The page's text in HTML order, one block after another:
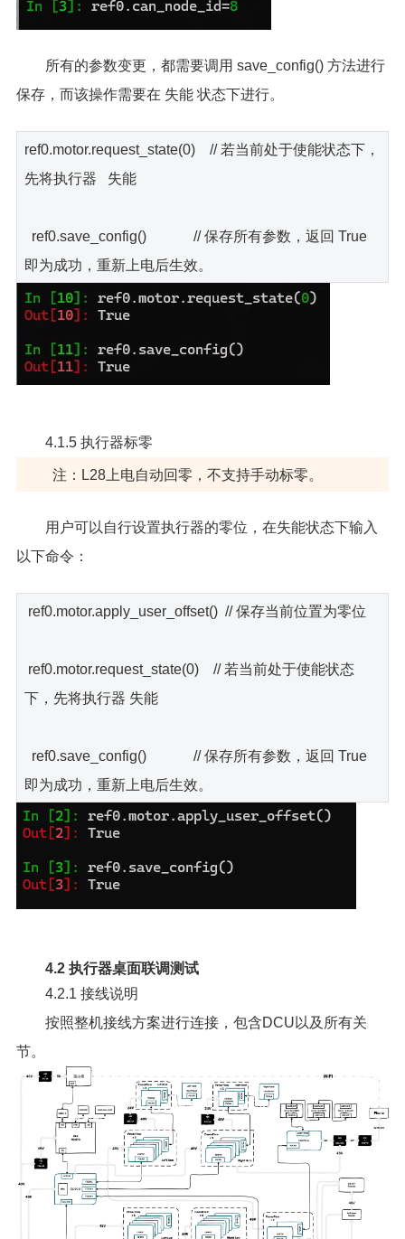
所有的参数变更，都需要调用 save_config() 方法进行
保存，而该操作需要在 失能 状态下进行。
ref0.motor.request_state(0) // 若当前处于使能状态下，
先将执行器 失能
ref0.save_config() // 保存所有参数，返回 True
即为成功，重新上电后生效。
4.1.5 执行器标零
注：L28上电自动回零，不支持手动标零。
用户可以自行设置执行器的零位，在失能状态下输入
以下命令：
ref0.motor.apply_user_offset() // 保存当前位置为零位
ref0.motor.request_state(0) // 若当前处于使能状态
下，先将执行器 失能
ref0.save_config() // 保存所有参数，返回 True
即为成功，重新上电后生效。
4.2 执行器桌面联调测试
4.2.1 接线说明
按照整机接线方案进行连接，包含DCU以及所有关
节。